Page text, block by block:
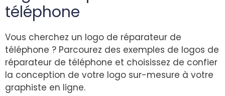
téléphone
Vous cherchez un logo de réparateur de
téléphone ? Parcourez des exemples de logos de
réparateur de téléphone et choisissez de confier
la conception de votre logo sur-mesure à votre
graphiste en ligne.